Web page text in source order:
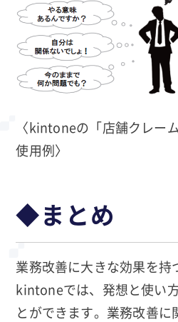
〈kintoneの「店舗クレー
使用例〉
◆まとめ
業務改善に大きな効果を持
kintoneでは、発想と使い
とができます。業務改善に